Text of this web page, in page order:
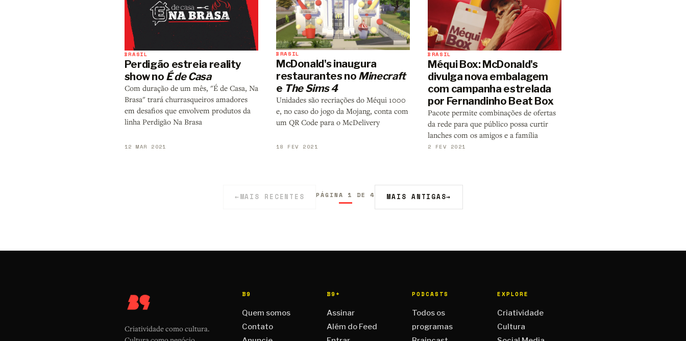
BRASIL
Perdigão estreia reality
show no É de Casa
Com duração de um mês, "É de Casa, Na
Brasa" trará churrasqueiros amadores
em desafios que envolvem produtos da
linha Perdigão Na Brasa
12 MAR 2021
BRASIL
McDonald's inaugura
restaurantes no Minecraft
e The Sims 4
Unidades são recriações do Méqui 1000
e, no caso do jogo da Mojang, conta com
um QR Code para o McDelivery
18 FEV 2021
BRASIL
Méqui Box: McDonald's
divulga nova embalagem
com campanha estrelada
por Fernandinho Beat Box
Pacote permite combinações de ofertas
da rede para que público possa curtir
lanches com os amigos e a família
2 FEV 2021
←MAIS RECENTES PÁGINA 1 DE 4 MAIS ANTIGAS→
Criatividade como cultura.
B9
Quem somos
Contato
B9+
Assinar
Além do Feed
PODCASTS
Todos os
programas
EXPLORE
Criatividade
Cultura